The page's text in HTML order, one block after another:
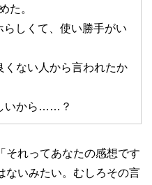
た。
しくて、使い勝手がい
くない人から言われたか
いから……？
それってあなたの感想です
ないみたい。むしろその言